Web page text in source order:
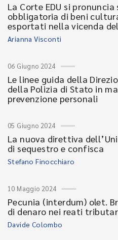
La Corte EDU si
obbligatoria di beni
esportati nella vicenda
Arianna Visconti
06 Giugno 2024
Le linee guida della
della Polizia di Stato in
prevenzione personali
05 Giugno 2024
La nuova direttiva
di sequestro e confisca
Stefano Finocchiaro
10 Maggio 2024
Pecunia (interdum) olet.
di denaro nei reati
Davide Colombo